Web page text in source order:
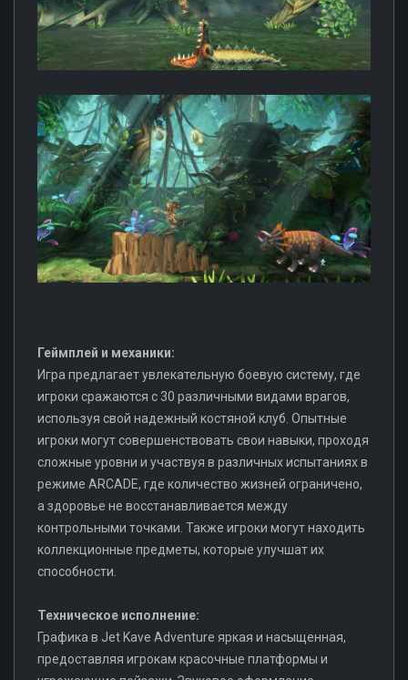
Геймплей и механики:
Игра предлагает увлекательную боевую систему, где
игроки сражаются с 30 различными видами врагов,
используя свой надежный костяной клуб. Опытные
игроки могут совершенствовать свои навыки, проходя
сложные уровни и участвуя в различных испытаниях в
режиме ARCADE, где количество жизней ограничено,
а здоровье не восстанавливается между
контрольными точками. Также игроки могут находить
коллекционные предметы, которые улучшат их
способности.
Техническое исполнение:
Графика в Jet Kave Adventure яркая и насыщенная,
предоставляя игрокам красочные платформы и